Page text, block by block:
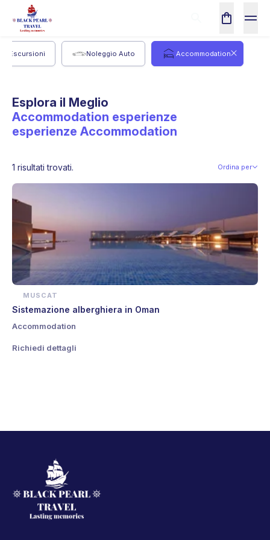
Escursioni Noleggio Auto Accommodation
Esplora il Meglio
Accommodation esperienze
esperienze Accommodation
Ordina per
1 risultati trovati.
MUSCAT
Sistemazione alberghiera in Oman
Accommodation
Richiedi dettagli